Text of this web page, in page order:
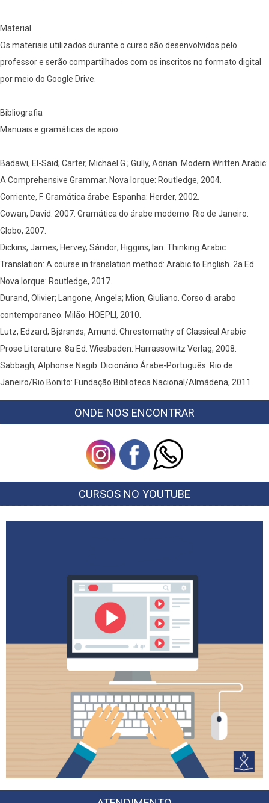
Material
Os materiais utilizados durante o curso são desenvolvidos pelo
professor e serão compartilhados com os inscritos no formato digital
por meio do Google Drive.
Bibliografia
Manuais e gramáticas de apoio
Badawi, El-Said; Carter, Michael G.; Gully, Adrian. Modern Written Arabic:
A Comprehensive Grammar. Nova Iorque: Routledge, 2004.
Corriente, F. Gramática árabe. Espanha: Herder, 2002.
Cowan, David. 2007. Gramática do árabe moderno. Rio de Janeiro:
Globo, 2007.
Dickins, James; Hervey, Sándor; Higgins, Ian. Thinking Arabic
Translation: A course in translation method: Arabic to English. 2a Ed.
Nova Iorque: Routledge, 2017.
Durand, Olivier; Langone, Angela; Mion, Giuliano. Corso di arabo
contemporaneo. Milão: HOEPLI, 2010.
Lutz, Edzard; Bjørsnøs, Amund. Chrestomathy of Classical Arabic
Prose Literature. 8a Ed. Wiesbaden: Harrassowitz Verlag, 2008.
Sabbagh, Alphonse Nagib. Dicionário Árabe-Português. Rio de
Janeiro/Rio Bonito: Fundação Biblioteca Nacional/Almádena, 2011.
ONDE NOS ENCONTRAR
CURSOS NO YOUTUBE